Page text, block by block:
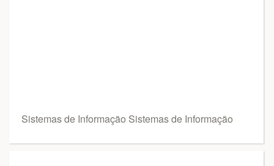
Sistemas de Informação Sistemas de Informação